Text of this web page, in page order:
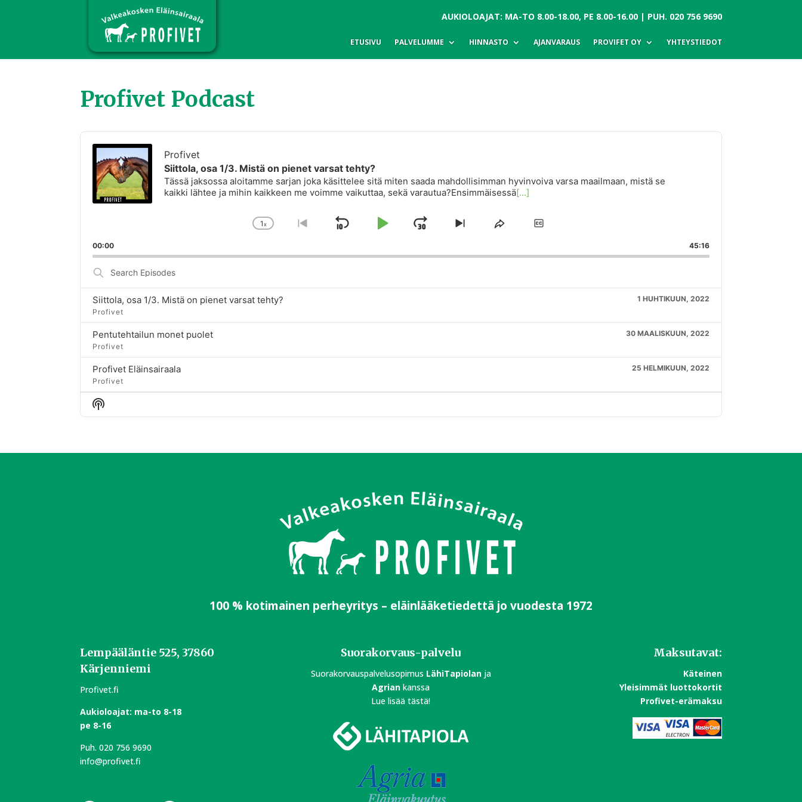
AUKIOLOAJAT: MA-TO 8.00-18.00, PE 8.00-16.00 | PUH. 020 756 9690
ETUSIVU PALVELUMME HINNASTO AJANVARAUS PROVIFET OY YHTEYSTIEDOT
Profivet Podcast
Audio
Player
Profivet
Siittola, osa 1/3. Mistä on pienet varsat tehty?
Tässä jaksossa aloitamme sarjan joka käsittelee sitä miten saada mahdollisimman hyvinvoiva varsa maailmaan, mistä se
kaikki lähtee ja mihin kaikkeen me voimme vaikuttaa, sekä varautua?Ensimmäisessä[...]
Change
Rate
1x
Go
previous
Skip
Play JumpSkip
next
Share
Episode
Captions
00:00 45:16
Search
Episodes
Siittola, osa 1/3. Mistä on pienet varsat tehty?
1 HUHTIKUUN, 2022
Profivet
Pentutehtailun monet puolet
30 MAALISKUUN, 2022
Profivet
Profivet Eläinsairaala
25 HELMIKUUN, 2022
Profivet
Show
Podcast
100 % kotimainen perheyritys – eläinlääketiedettä jo vuodesta 1972
Lempääläntie 525, 37860
Kärjenniemi
Profivet.fi
Aukioloajat: ma-to 8-18
pe 8-16
Puh.020 756 9690
info@profivet.fi
Suorakorvaus-palvelu
Suorakorvauspalvelusopimus LähiTapiolanja
Agrian kanssa
Lue lisää tästä!
Maksutavat:
Käteinen
Yleisimmät luottokortit
Profivet-erämaksu